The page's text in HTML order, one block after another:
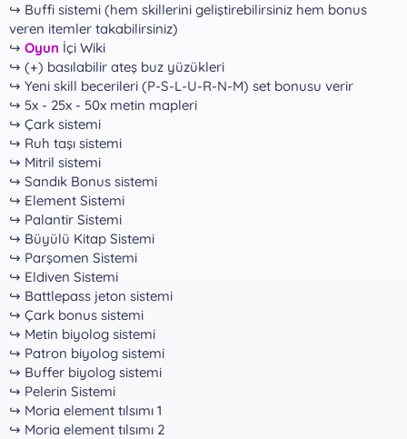
↪ Buffi sistemi (hem skillerini geliştirebilirsiniz hem bonus
veren itemler takabilirsiniz)
↪ Oyun İçi Wiki
↪ (+) basılabilir ateş buz yüzükleri
↪ Yeni skill becerileri (P-S-L-U-R-N-M) set bonusu verir
↪ 5x - 25x - 50x metin mapleri
↪ Çark sistemi
↪ Ruh taşı sistemi
↪ Mitril sistemi
↪ Sandık Bonus sistemi
↪ Element Sistemi
↪ Palantir Sistemi
↪ Büyülü Kitap Sistemi
↪ Parşomen Sistemi
↪ Eldiven Sistemi
↪ Battlepass jeton sistemi
↪ Çark bonus sistemi
↪ Metin biyolog sistemi
↪ Patron biyolog sistemi
↪ Buffer biyolog sistemi
↪ Pelerin Sistemi
↪ Moria element tılsımı 1
↪ Moria element tılsımı 2